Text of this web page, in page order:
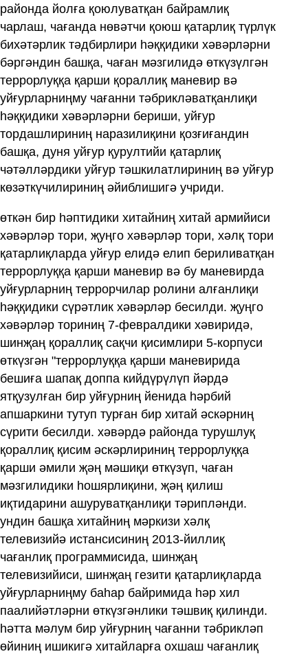
районда йолға қоюлуватқан байрамлиқ
чарлаш, чағанда нөвәтчи қоюш қатарлиқ түрлүк
бихәтәрлик тәдбирлири һәққидики хәвәрләрни
бәргәндин башқа, чаған мәзгилидә өткүзүлгән
террорлуққа қарши қораллиқ маневир вә
уйғурларниңму чағанни тәбрикләватқанлиқи
һәққидики хәвәрләрни бериши, уйғур
тордашлириниң наразилиқини қозғиғандин
башқа, дуня уйғур қурултийи қатарлиқ
чәтәлләрдики уйғур тәшкилатлириниң вә уйғур
көзәткүчилириниң әйиблишигә учриди.
өткән бир һәптидики хитайниң хитай армийиси
хәвәрләр тори, җуңго хәвәрләр тори, хәлқ тори
қатарлиқларда уйғур елидә елип бериливатқан
террорлуққа қарши маневир вә бу маневирда
уйғурларниң террорчилар ролини алғанлиқи
һәққидики сүрәтлик хәвәрләр бесилди. җуңго
хәвәрләр ториниң 7-февралдики хәвиридә,
шинҗаң қораллиқ сақчи қисимлири 5-корпуси
өткүзгән "террорлуққа қарши маневирида
бешиға шапақ доппа кийдүрүлүп йәрдә
ятқузулған бир уйғурниң йенида һәрбий
апшаркини тутуп турған бир хитай әскәрниң
сүрити бесилди. хәвәрдә районда турушлуқ
қораллиқ қисим әскәрлириниң террорлуққа
қарши әмили җәң мәшиқи өткүзүп, чаған
мәзгилидики һошярлиқини, җәң қилиш
иқтидарини ашуруватқанлиқи тәрипләнди.
ундин башқа хитайниң мәркизи хәлқ
телевизийә истансисиниң 2013-йиллиқ
чағанлиқ программисида, шинҗаң
телевизийиси, шинҗаң гезити қатарлиқларда
уйғурларниңму баһар байримида һәр хил
паалийәтләрни өткүзгәнлики тәшвиқ қилинди.
һәтта мәлум бир уйғурниң чағанни тәбрикләп
өйиниң ишикигә хитайларға охшаш чағанлиқ